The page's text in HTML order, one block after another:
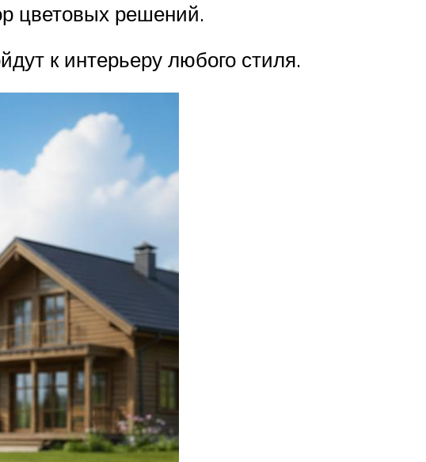
цветовых решений.
к интерьеру любого стиля.